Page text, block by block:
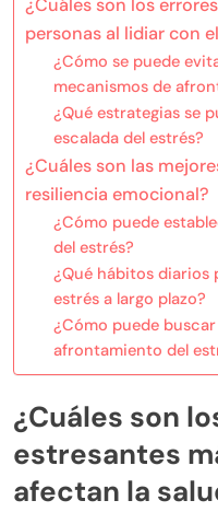
personas al lidiar con
¿Cómo se puede
mecanismos de
¿Qué estrategias se
escalada del estrés?
¿Cuáles son las
resiliencia emocional?
¿Cómo puede
del estrés?
¿Qué hábitos diarios
estrés a largo plazo?
¿Cómo puede
afrontamiento del
¿Cuáles son
estresantes
afectan la